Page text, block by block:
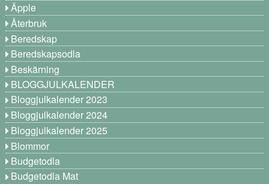
Äpple
Återbruk
Beredskap
Beredskapsodla
Beskärning
BLOGGJULKALENDER
Bloggjulkalender 2023
Bloggjulkalender 2024
Bloggjulkalender 2025
Blommor
Budgetodla
Budgetodla Mat